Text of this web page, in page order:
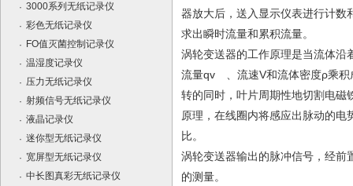
· 3000系列无纸记录仪
· 彩色无纸记录仪
· FO值灭菌控制记录仪
· 温湿度记录仪
· 压力无纸记录仪
· 射频信号无纸记录仪
· 液晶记录仪
· 迷你型无纸记录仪
· 宽屏型无纸记录仪
· 中长图真彩无纸记录仪
器放大后，送入显示仪表进行计数
求出瞬时流量和累积流量。
涡轮变送器的工作原理是当流体沿
流量qv 、流速V和流体密度ρ乘积
转的同时，叶片周期性地切割电磁
原理，在线圈内将感应出脉动的
比。
涡轮变送器输出的脉冲信号，经前
的测量。